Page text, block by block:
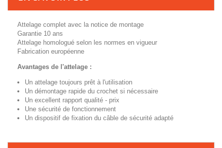
Attelage complet avec la notice de montage
Garantie 10 ans
Attelage homologué selon les normes en vigueur
Fabrication européenne
Avantages de l'attelage :
Un attelage toujours prêt à l'utilisation
Un démontage rapide du crochet si nécessaire
Un excellent rapport qualité - prix
Une sécurité de fonctionnement
Un dispositif de fixation du câble de sécurité adapté